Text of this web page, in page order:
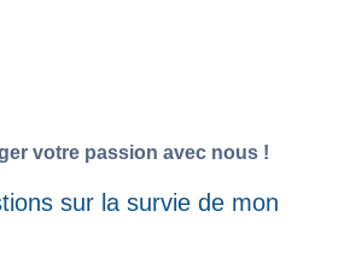
votre passion avec nous !
sur la survie de mon